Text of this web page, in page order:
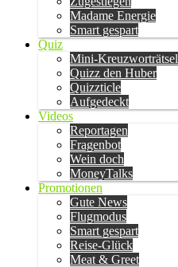
Madame Energie
Smart gespart
Quiz
Mini-Kreuzworträtsel
Quizz den Huber
Quizzticle
Aufgedeckt
Videos
Reportagen
Fragenbot
Wein doch
MoneyTalks
Promotionen
Gute News
Flugmodus
Smart gespart
Reise-Glück
Meat & Greet